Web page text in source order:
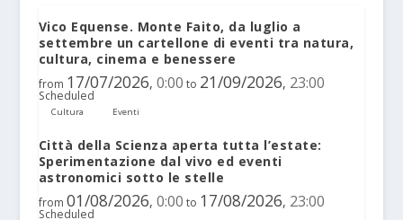
Vico Equense. Monte Faito, da luglio a
settembre un cartellone di eventi tra natura,
cultura, cinema e benessere
from 17/07/2026, 0:00 to 21/09/2026, 23:00
Scheduled
Cultura Eventi
Città della Scienza aperta tutta l’estate:
Sperimentazione dal vivo ed eventi
astronomici sotto le stelle
from 01/08/2026, 0:00 to 17/08/2026, 23:00
Scheduled